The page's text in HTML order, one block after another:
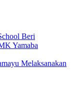
Beri
Yamaba
Melaksanakan